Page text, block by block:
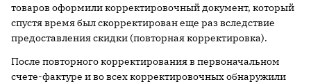
товаров оформили корректировочный документ, который
спустя время был скорректирован еще раз вследствие
предоставления скидки (повторная корректировка).
После повторного корректирования в первоначальном
счете-фактуре и во всех корректировочных обнаружили